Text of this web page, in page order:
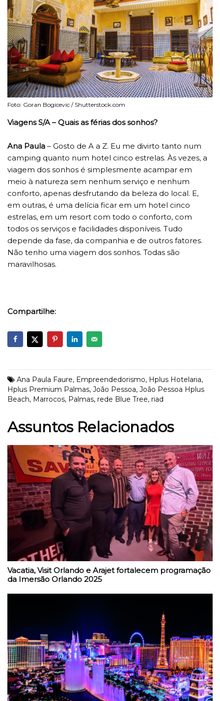
Foto: Goran Bogicevic / Shutterstock.com
Viagens S/A – Quais as férias dos sonhos?
Ana Paula – Gosto de A a Z. Eu me divirto tanto num
camping quanto num hotel cinco estrelas. Às vezes, a
viagem dos sonhos é simplesmente acampar em
meio à natureza sem nenhum serviço e nenhum
conforto, apenas desfrutando da beleza do local. E,
em outras, é uma delícia ficar em um hotel cinco
estrelas, em um resort com todo o conforto, com
todos os serviços e facilidades disponíveis. Tudo
depende da fase, da companhia e de outros fatores.
Não tenho uma viagem dos sonhos. Todas são
maravilhosas.
Compartilhe:
Ana Paula Faure, Empreendedorismo, Hplus Hotelaria,
Hplus Premium Palmas, João Pessoa, João Pessoa Hplus
Beach, Marrocos, Palmas, rede Blue Tree, riad
Assuntos Relacionados
Vacatia, Visit Orlando e Arajet fortalecem programação
da Imersão Orlando 2025